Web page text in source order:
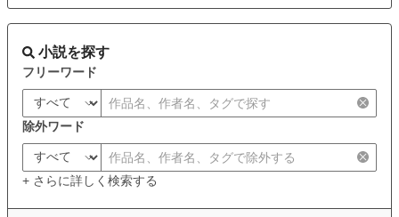
小説を探す
フリーワード
除外ワード
+ さらに詳しく検索する